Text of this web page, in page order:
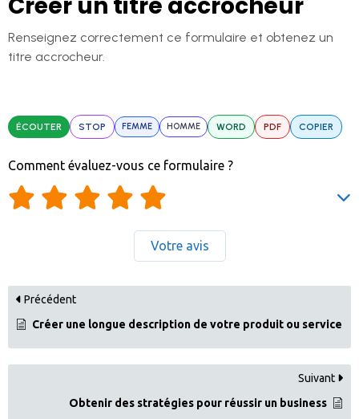
Renseignez correctement ce formulaire et obtenez un
titre accrocheur.
ÉCOUTER STOP FEMME HOMME WORD PDF COPIER
Comment évaluez-vous ce formulaire ?
Votre avis
Précédent
Créer une longue description de votre produit ou service
Suivant
Obtenir des stratégies pour réussir un business